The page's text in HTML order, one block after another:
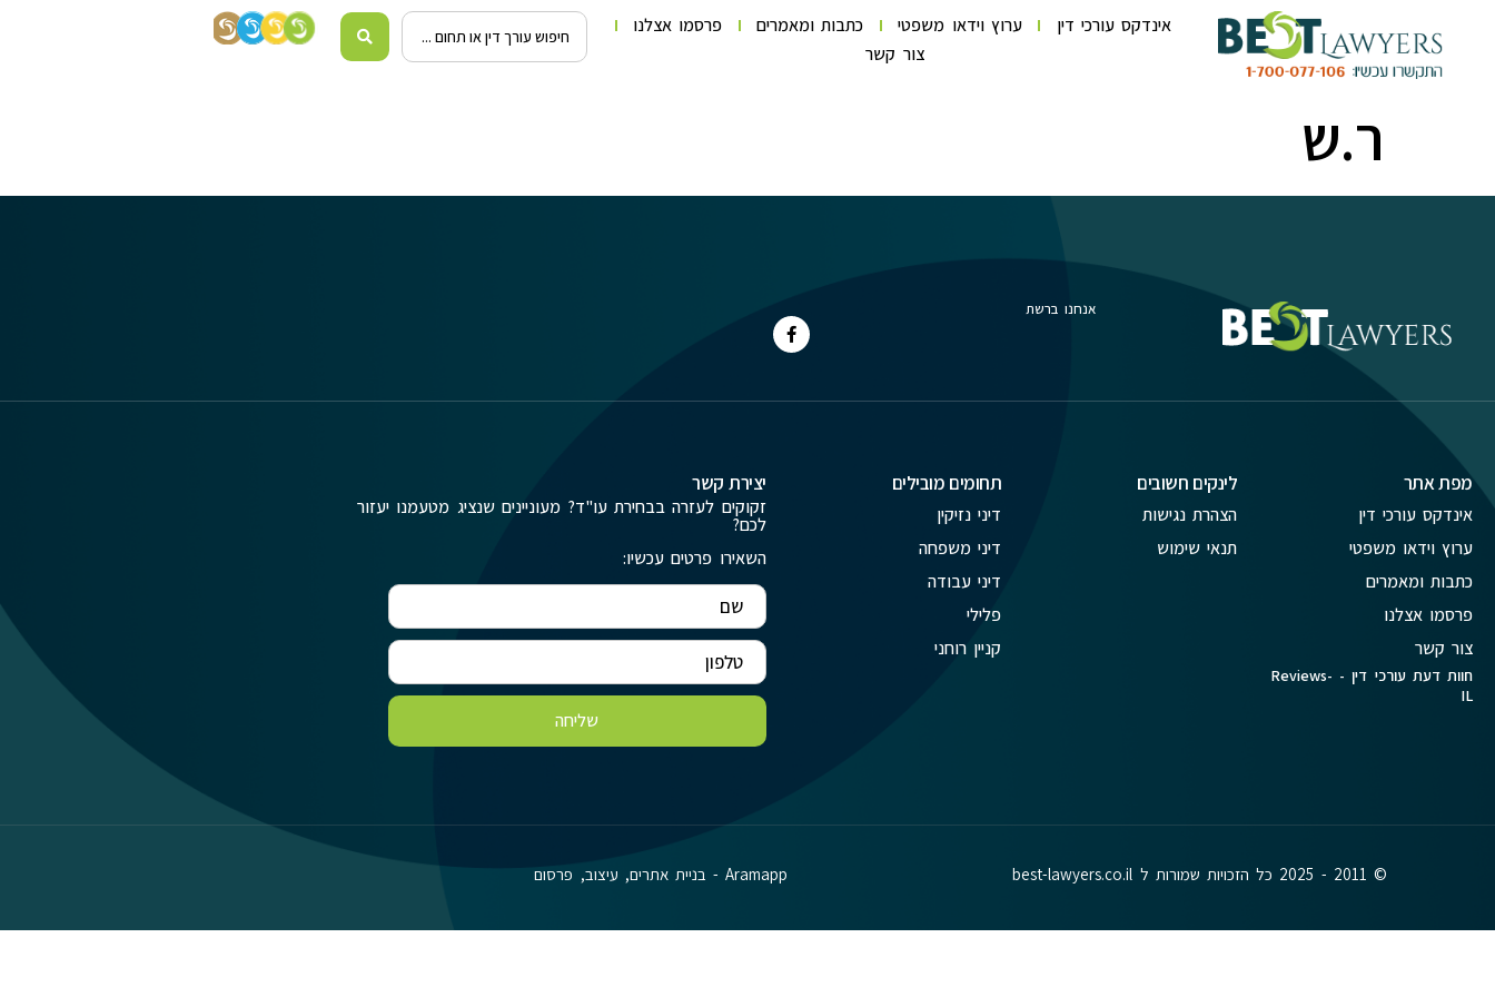
אינדקס עורכי דין ערוץ וידאו משפטי כתבות ומאמרים
פרסמו אצלנו
צור קשר
ר.ש
אנחנו ברשת
מפת אתר
אינדקס עורכי דין
ערוץ וידאו משפטי
כתבות ומאמרים
פרסמו אצלנו
צור קשר
חוות דעת עורכי דין - Reviews-
IL
לינקים חשובים
הצהרת נגישות
תנאי שימוש
תחומים מובילים
דיני נזיקין
דיני משפחה
דיני עבודה
פלילי
קניין רוחני
יצירת קשר
זקוקים לעזרה בבחירת עו"ד? מעוניינים שנציג מטעמנו יעזור
לכם?
השאירו פרטים עכשיו:
שליחה
© 2011 - 2025 כל הזכויות שמורות ל best-lawyers.co.il Aramapp - בניית אתרים, עיצוב, פרסום